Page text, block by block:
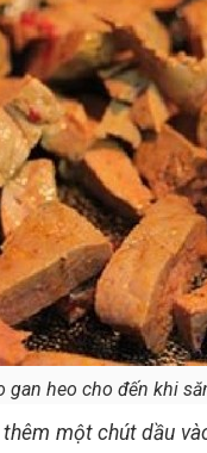
gan heo cho đến khi
một chút dầu